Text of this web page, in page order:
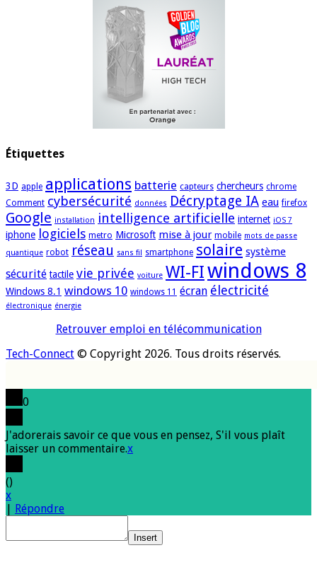
Étiquettes
3D apple applications batterie capteurs chercheurs chrome
Comment cybersécurité données Décryptage IA eau firefox
Google installation intelligence artificielle internet iOS 7
iphone logiciels metro Microsoft mise à jour mobile mots de passe
quantique robot réseau sans fil smartphone solaire système
sécurité tactile vie privée voiture WI-FIwindows 8
Windows 8.1 windows 10 windows 11 écran électricité
électronique énergie
Retrouver emploi en télécommunication
Tech-Connect © Copyright 2026. Tous droits réservés.
0
J'adorerais savoir ce que vous en pensez, S'il vous plaît
laisser un commentaire.x
()
x
| Répondre
Insert